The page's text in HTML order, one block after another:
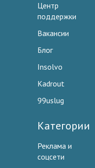
Центр
поддержки
Вакансии
Блог
Insolvo
Kadrout
99uslug
Категории
Реклама и
соцсети